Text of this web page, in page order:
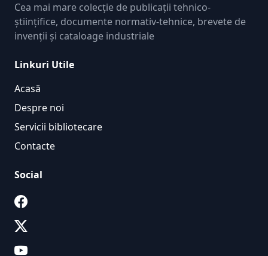
Cea mai mare colecție de publicații tehnico-
științifice, documente normativ-tehnice, brevete de
invenții și cataloage industriale
Linkuri Utile
Acasă
Despre noi
Servicii bibliotecare
Contacte
Social